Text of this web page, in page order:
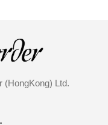
(HongKong) Ltd.